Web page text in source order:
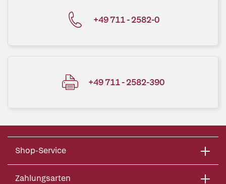
+49 711 - 2582-0
+49 711 - 2582-390
Shop-Service
Zahlungsarten